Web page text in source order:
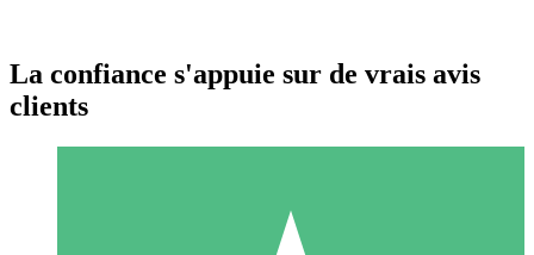
La confiance s'appuie sur de vrais avis
clients